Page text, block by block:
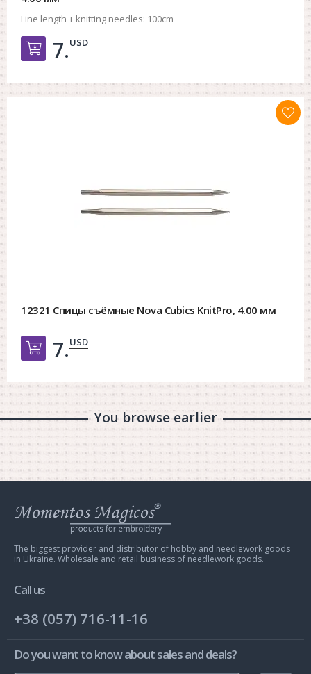
Line length + knitting needles: 100cm
Добавить в корзину
7.USD
12321 Спицы съёмные Nova Cubics KnitPro, 4.00 мм
Добавить в корзину
7.USD
You browse earlier
Web
store
Mit
The biggest provider and distributor of hobby and needlework goods
in Ukraine. Wholesale and retail business of needlework goods.
Call us
+38 (057) 716-11-16
Do you want to know about sales and deals?